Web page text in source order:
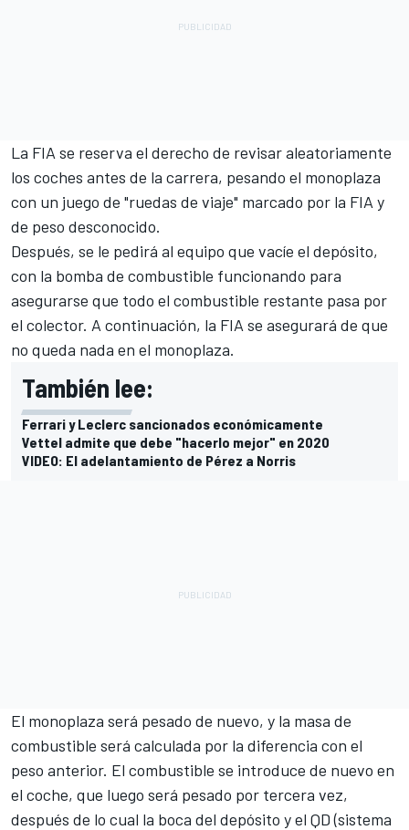
La FIA se reserva el derecho de revisar aleatoriamente
los coches antes de la carrera, pesando el monoplaza
con un juego de "ruedas de viaje" marcado por la FIA y
de peso desconocido.
Después, se le pedirá al equipo que vacíe el depósito,
con la bomba de combustible funcionando para
asegurarse que todo el combustible restante pasa por
el colector. A continuación, la FIA se asegurará de que
no queda nada en el monoplaza.
También lee:
Ferrari y Leclerc sancionados económicamente
Vettel admite que debe "hacerlo mejor" en 2020
VIDEO: El adelantamiento de Pérez a Norris
El monoplaza será pesado de nuevo, y la masa de
combustible será calculada por la diferencia con el
peso anterior. El combustible se introduce de nuevo en
el coche, que luego será pesado por tercera vez,
después de lo cual la boca del depósito y el QD (sistema